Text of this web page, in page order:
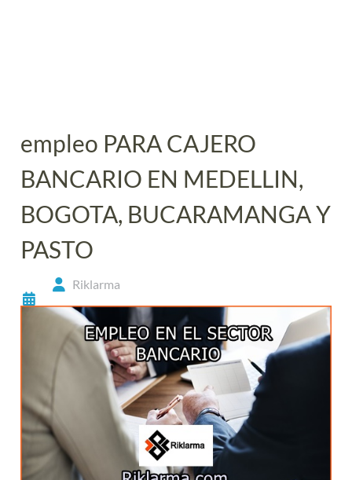
empleo PARA CAJERO
BANCARIO EN MEDELLIN,
BOGOTA, BUCARAMANGA Y
PASTO
Riklarma